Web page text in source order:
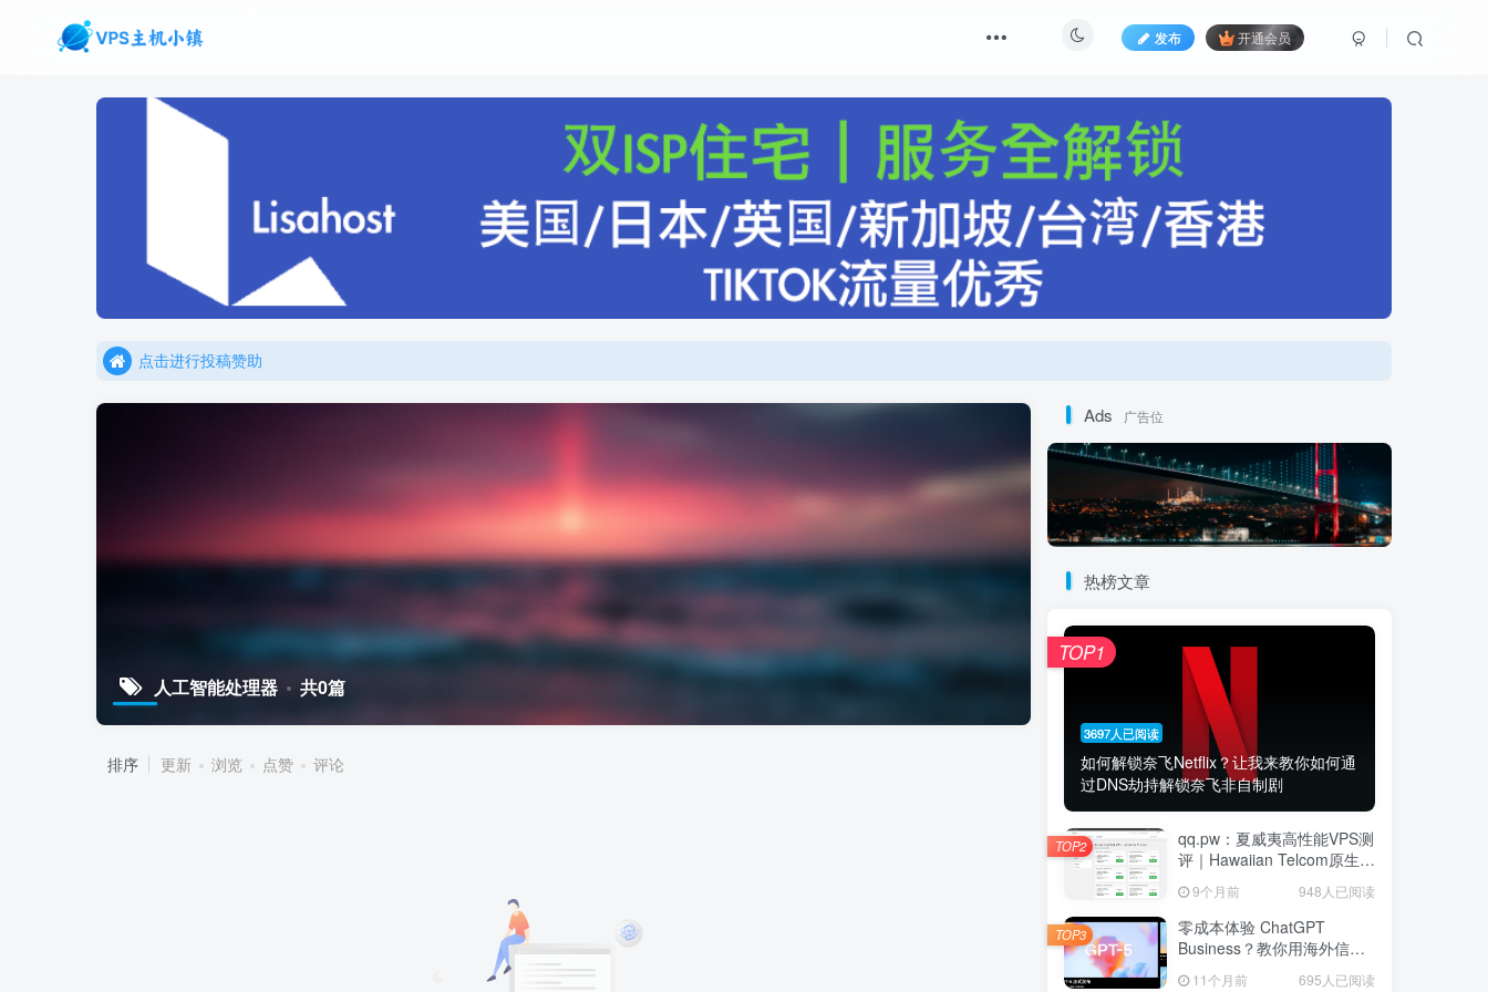
发布 开通会员
点击进行投稿赞助
点击加入官方TG频道/聊天群
点击进行投稿赞助
点击加入官方TG频道/聊天群
人工智能处理器 共0篇
排序 更新 浏览 点赞 评论
Ads 广告位
热榜文章
3697人已阅读
如何解锁奈飞Netflix？让我来教你如何通
过DNS劫持解锁奈飞非自制剧
TOP1
qq.pw：夏威夷高性能VPS测
评｜Hawaiian Telcom原生家
宽IP节点，Ryzen 9 7940HS
八核强劲性能与跨太平洋网
络延迟深度解析
9个月前 948人已阅读
TOP2
零成本体验 ChatGPT
Business？教你用海外信用
卡白嫖首月
11个月前 695人已阅读
TOP3